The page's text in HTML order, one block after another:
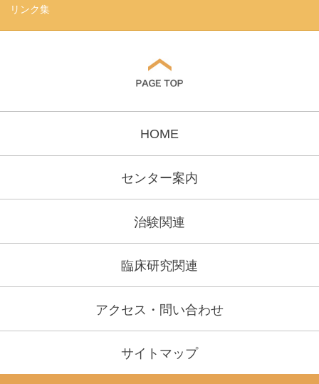
リンク集
HOME
センター案内
治験関連
臨床研究関連
アクセス・問い合わせ
サイトマップ